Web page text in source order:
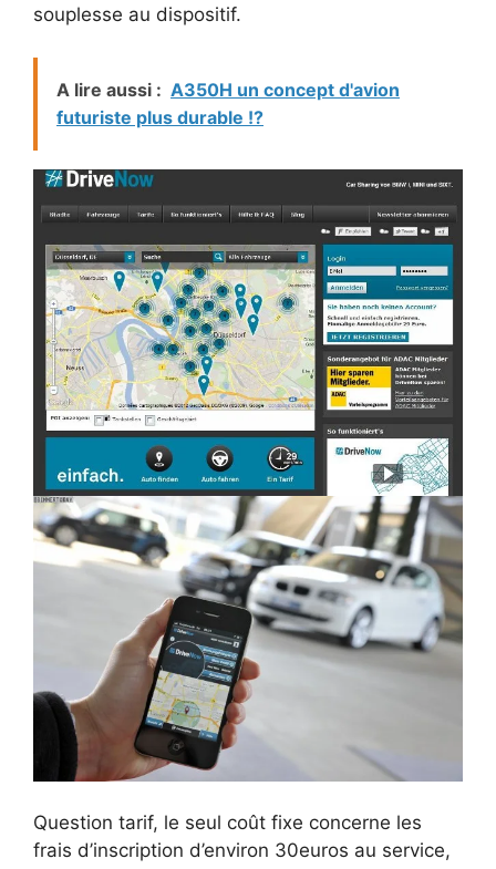
souplesse au dispositif.
A lire aussi : A350H un concept d'avion
futuriste plus durable !?
Question tarif, le seul coût fixe concerne les
frais d’inscription d’environ 30euros au service,